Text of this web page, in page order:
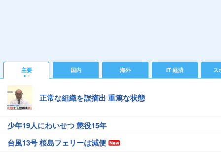
主要 国内 海外 IT 経済 ス
正常な組織を誤摘出 重篤な状態
少年19人にわいせつ 懲役15年
台風13号 桜島フェリーは減便